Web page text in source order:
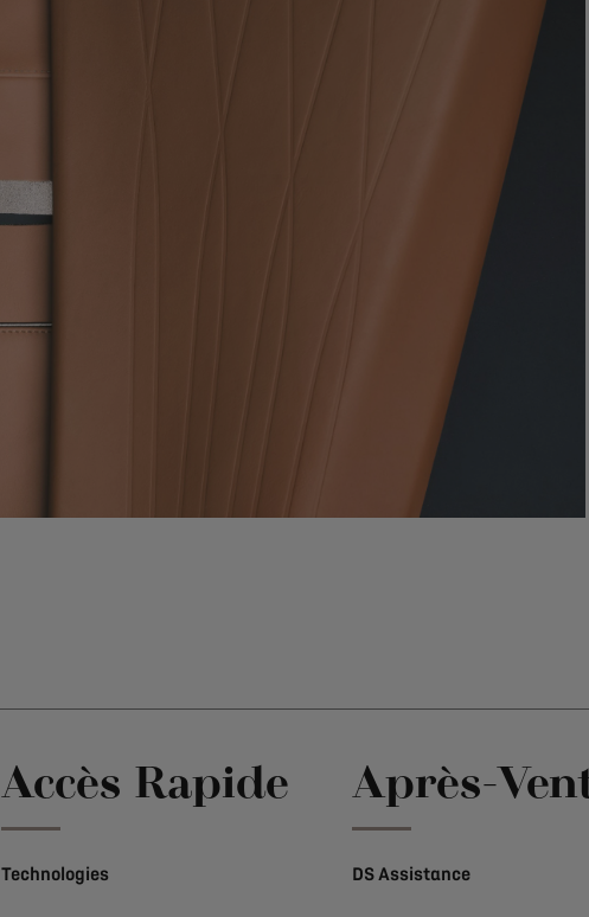
UNIVERS DS
Environnement
Découvrez notre engagement pour une
Accès Rapide
Technologies
Après-
DS Assistance